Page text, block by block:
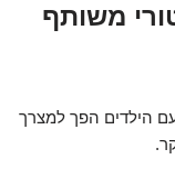
משותף
הילדים הפך למצרך